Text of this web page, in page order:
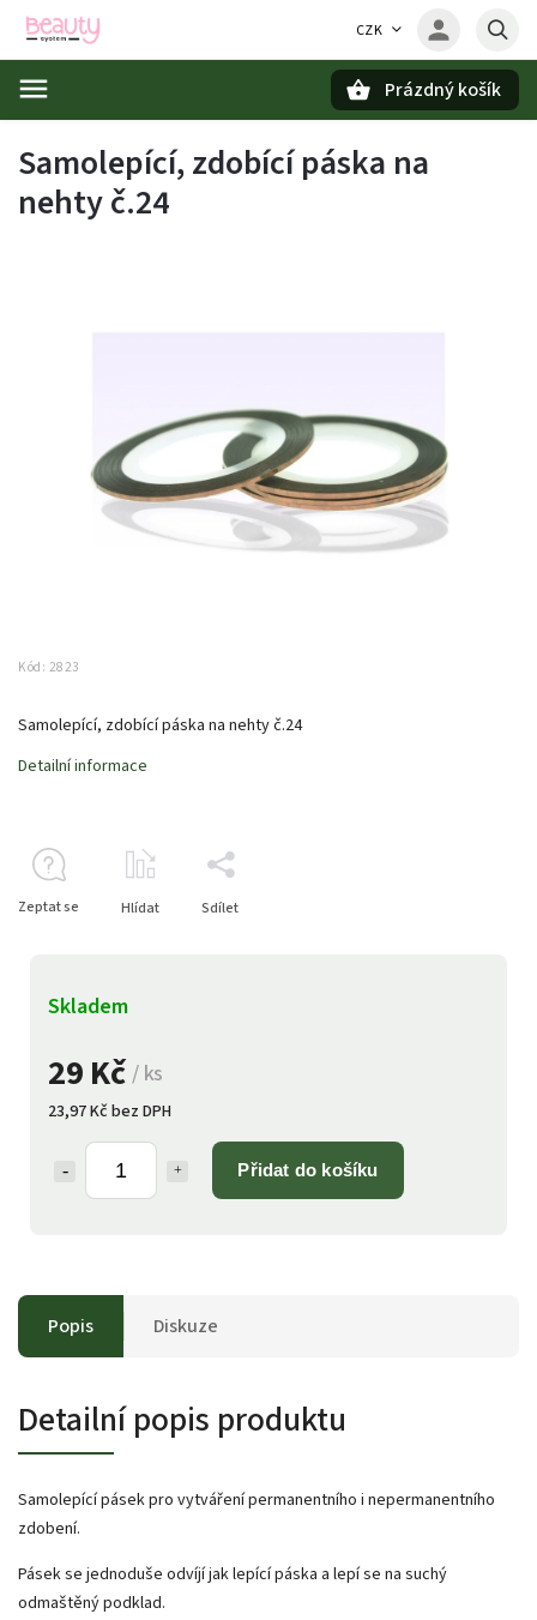
CZK
Prázdný košík
Samolepící, zdobící páska na
nehty č.24
Kód: 2823
29 Kč/ ks
23,97 Kč bez DPH
Přidat do košíku
Skladem
Samolepící, zdobící páska na nehty č.24
Detailní informace
Zeptat se Hlídat Sdílet
Popis Diskuze
Detailní popis produktu
Samolepící pásek pro vytváření permanentního i nepermanentního
zdobení.
Pásek se jednoduše odvíjí jak lepící páska a lepí se na suchý
odmaštěný podklad.